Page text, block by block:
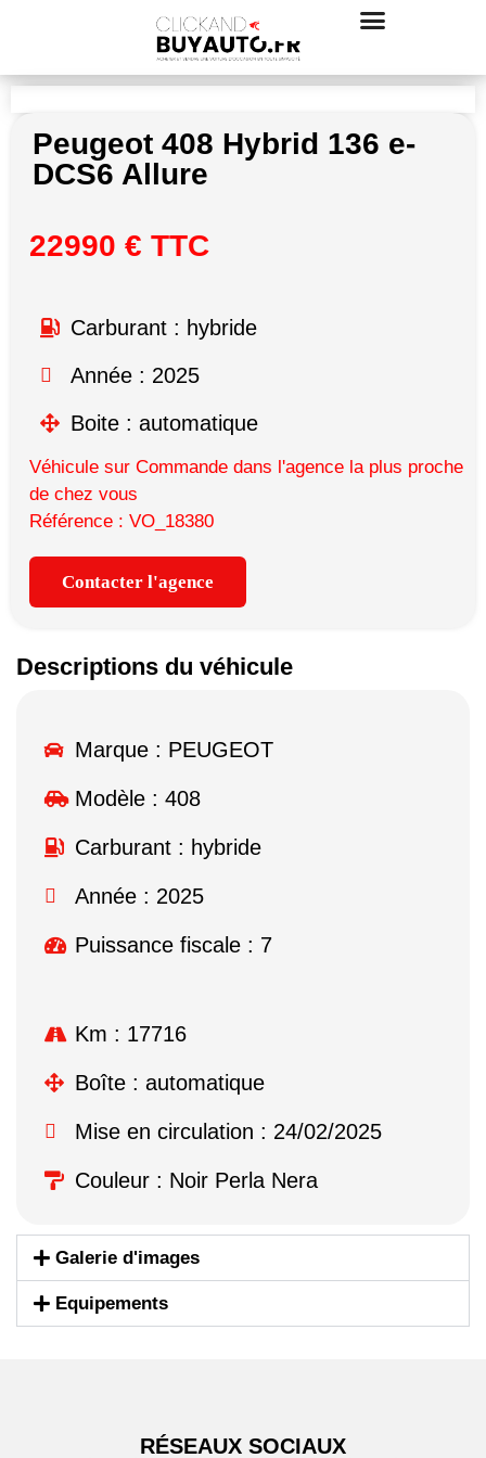
Peugeot 408 Hybrid 136 e-
DCS6 Allure
22990 € TTC
Carburant : hybride
Année : 2025
Boite : automatique
Véhicule sur Commande dans l'agence la plus proche
de chez vous
Référence : VO_18380
Contacter l'agence
Descriptions du véhicule
Marque : PEUGEOT
Modèle : 408
Carburant : hybride
Année : 2025
Puissance fiscale : 7
Km : 17716
Boîte : automatique
Mise en circulation : 24/02/2025
Couleur : Noir Perla Nera
Galerie d'images
Equipements
RÉSEAUX SOCIAUX